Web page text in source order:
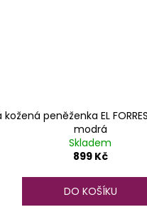
peněženka EL
modrá
Skladem
899 Kč
DO KOŠÍKU